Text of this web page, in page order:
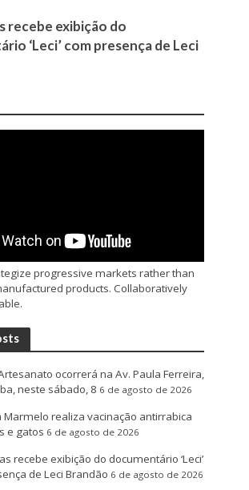
recebe exibição do
‘Leci’ com presença de Leci
progressive markets rather than
products. Collaboratively
ocorrerá na Av. Paula Ferreira,
neste sábado, 8 6 de agosto de 2026
Marmelo realiza vacinação antirrabica
e gatos 6 de agosto de 2026
recebe exibição do documentário ‘Leci’
de Leci Brandão 6 de agosto de 2026